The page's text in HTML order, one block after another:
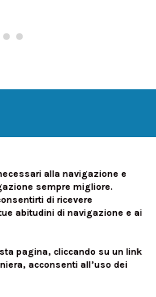
alla navigazione e
sempre migliore.
di ricevere
abitudini di navigazione e ai
pagina, cliccando su un link
acconsenti all’uso dei